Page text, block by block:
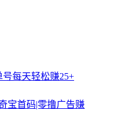
每天轻松赚25+
宝首码|零撸广告赚